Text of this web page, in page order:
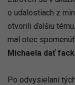
o udalostiach z
otvorili ďalšiu
mal otec
Michaela dať
Po odvysielaní